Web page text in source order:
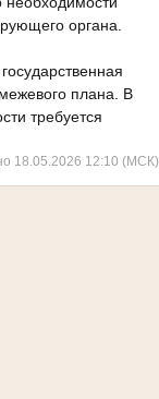
органа.
плана. В
требуется
18.05.2026 12:10 (МСК)